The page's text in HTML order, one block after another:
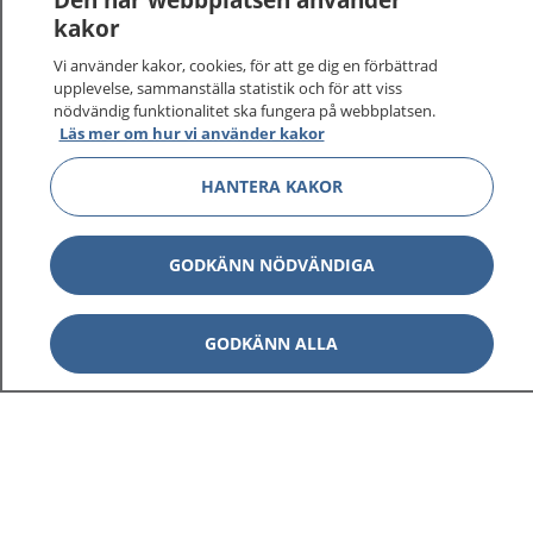
På 1177.se får du råd om hälsa och information om
sjukdomar och vilka mottagningar du kan kontakta.
Logga in för att läsa din journal och göra dina
vårdärenden. Ring telefonnummer 1177 för
sjukvårdsrådgivning dygnet runt.
1177 ger dig råd när du vill må bättre.
1177 på flera språk Visa
kakor
Vi använder kakor, cookies, för att ge dig en förbättrad
upplevelse, sammanställa statistik och för att viss
nödvändig funktionalitet ska fungera på webbplatsen.
Läs mer om hur vi använder kakor
HANTERA KAKOR
GODKÄNN NÖDVÄNDIGA
GODKÄNN ALLA